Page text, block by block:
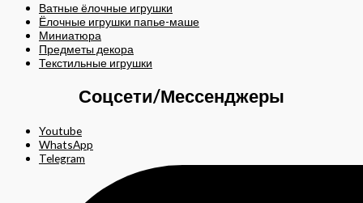
Ватные ёлочные игрушки
Ёлочные игрушки папье-маше
Миниатюра
Предметы декора
Текстильные игрушки
Соцсети/Мессенджеры
Youtube
WhatsApp
Telegram